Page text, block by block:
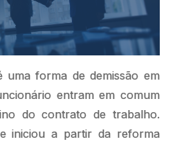
uma forma de demissão em
entram em comum
do contrato de trabalho.
iniciou a partir da reforma